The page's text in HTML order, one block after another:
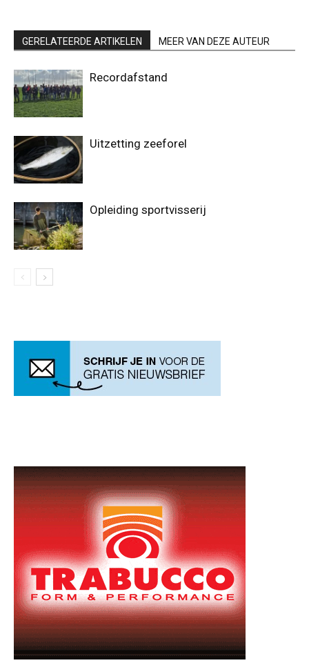
GERELATEERDE ARTIKELEN MEER VAN DEZE AUTEUR
Recordafstand
Uitzetting zeeforel
Opleiding sportvisserij